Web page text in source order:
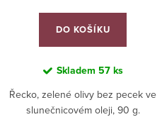
DO KOŠÍKU
Skladem 57 ks
Řecko, zelené olivy bez pecek ve
slunečnicovém oleji, 90 g.